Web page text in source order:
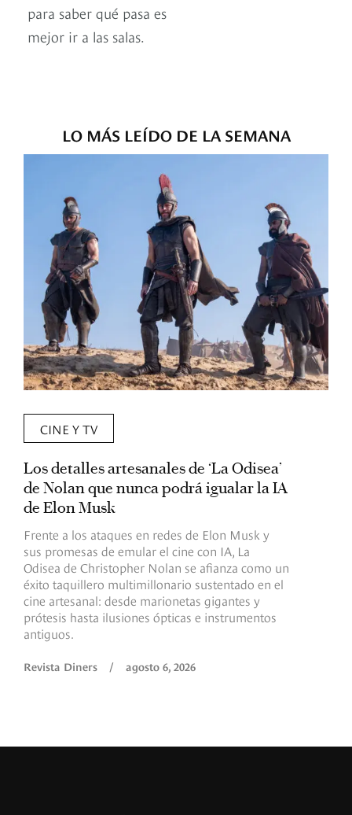
para saber qué pasa es
mejor ir a las salas.
LO MÁS LEÍDO DE LA SEMANA
CINE Y TV
Los detalles artesanales de ‘La Odisea’
de Nolan que nunca podrá igualar la IA
de Elon Musk
Frente a los ataques en redes de Elon Musk y
sus promesas de emular el cine con IA, La
Odisea de Christopher Nolan se afianza como un
éxito taquillero multimillonario sustentado en el
cine artesanal: desde marionetas gigantes y
prótesis hasta ilusiones ópticas e instrumentos
antiguos.
Revista Diners / agosto 6, 2026